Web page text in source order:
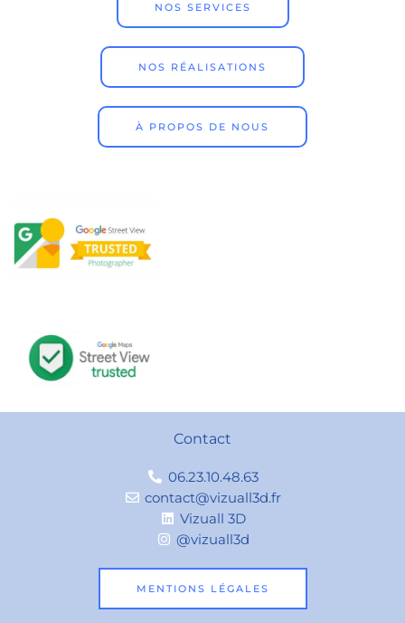
NOS SERVICES
NOS RÉALISATIONS
À PROPOS DE NOUS
Contact
06.23.10.48.63
contact@vizuall3d.fr
Vizuall 3D
@vizuall3d
MENTIONS LÉGALES